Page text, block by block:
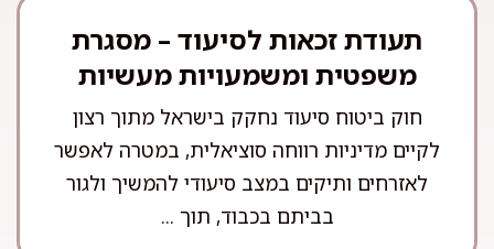
תעודת זכאות לסיעוד – מסגרת
משפטית ומשמעויות מעשיות
חוק ביטוח סיעוד נחקק בישראל מתוך רצון
לקיים מדיניות רווחה סוציאלית, במטרה לאפשר
לאזרחים ותיקים במצב סיעודי להמשיך ולגור
בביתם בכבוד, תוך ...